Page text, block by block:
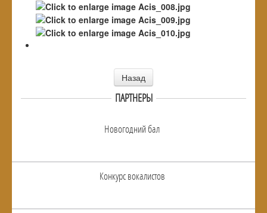
Назад
ПАРТНЕРЫ
Новогодний бал
Конкурс вокалистов